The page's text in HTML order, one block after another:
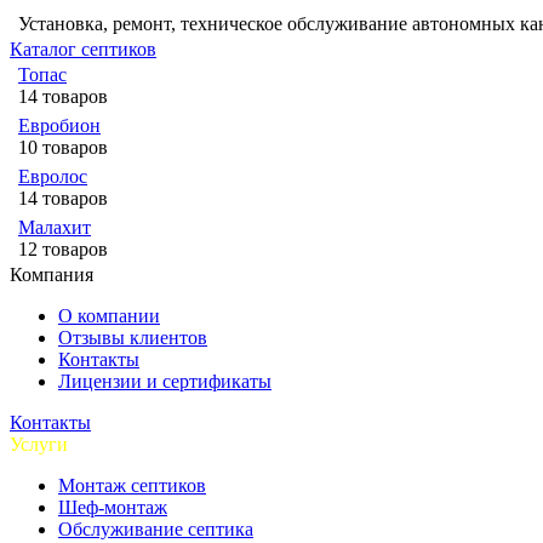
Установка, ремонт, техническое обслуживание автономных
Каталог септиков
Топас
14 товаров
Евробион
10 товаров
Евролос
14 товаров
Малахит
12 товаров
Компания
О компании
Отзывы клиентов
Контакты
Лицензии и сертификаты
Контакты
Услуги
Монтаж септиков
Шеф-монтаж
Обслуживание септика